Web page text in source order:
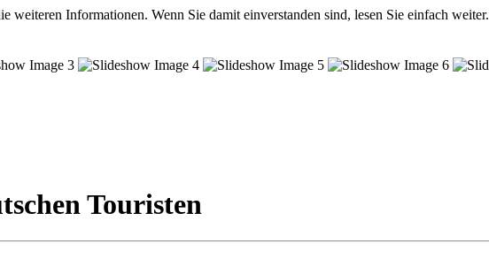
weiteren Informationen. Wenn Sie damit einverstanden sind, lesen Sie einfach weiter.
Touristen